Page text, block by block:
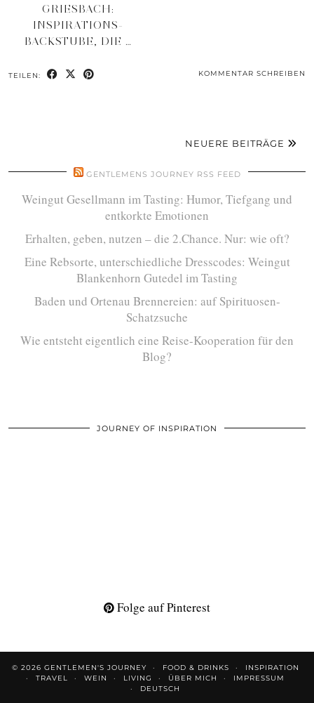
GRIESBACH:
INSPIRATIONS-
BACKSTUBE, DIE …
TEILEN: KOMMENTAR SCHREIBEN
NEUERE BEITRÄGE
GENTLEMENS JOURNEY RSS FEED
Weingut Gesellmann im Tasting: Humor, Tiefgang und
entkorkte Emotionen
Erhalten, geben, nutzen – die 2.Chance. Nur: wie oft?
Eine Rebsorte, unterschiedliche Dresscodes: Weingut
Blankenhorn Gutedel im Tasting
Baden und Ortenau Brennereien: auf Spirituosen-
Schatzsuche
Wie entsteht eigentlich eine Reise-Kooperation für den
Blog?
JOURNEY OF INSPIRATION
Folge auf Pinterest
© 2026 GENTLEMEN'S JOURNEY FOOD & DRINKS
INSPIRATION
TRAVEL
WEIN LIVING ÜBER MICH
IMPRESSUM
DEUTSCH